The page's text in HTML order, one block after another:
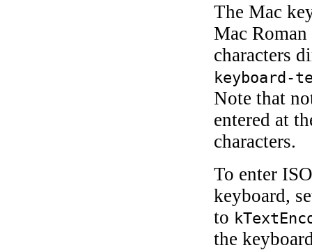
The Mac
Mac
characters
keyboard-
Note that
entered at
characters.
To enter
keyboard,
to
the